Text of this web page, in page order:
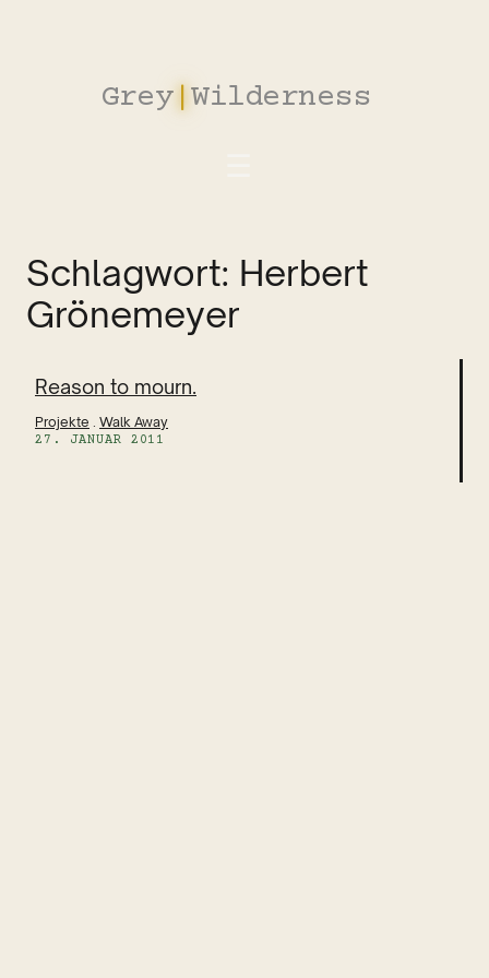
Grey|Wilderness
Schlagwort: Herbert
Grönemeyer
Reason to mourn.
Projekte . Walk Away
27. JANUAR 2011